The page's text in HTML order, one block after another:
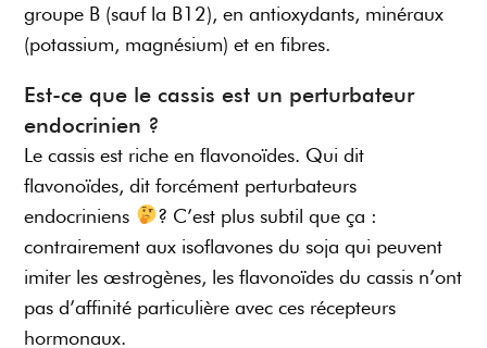
groupe B (sauf la B12), en antioxydants, minéraux
(potassium, magnésium) et en fibres.
Est-ce que le cassis est un perturbateur
endocrinien ?
Le cassis est riche en flavonoïdes. Qui dit
flavonoïdes, dit forcément perturbateurs
endocriniens
? C’est plus subtil que ça :
contrairement aux isoflavones du soja qui peuvent
imiter les œstrogènes, les flavonoïdes du cassis n’ont
pas d’affinité particulière avec ces récepteurs
hormonaux.